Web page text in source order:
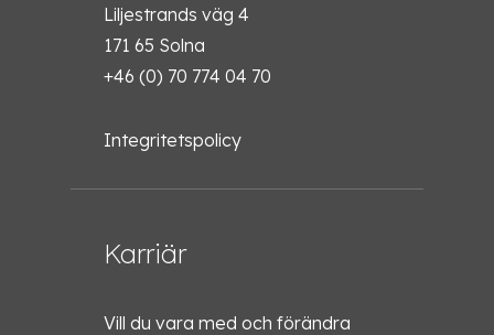
Liljestrands väg 4
171 65 Solna
+46 (0) 70 774 04 70
Integritetspolicy
Karriär
Vill du vara med och förändra